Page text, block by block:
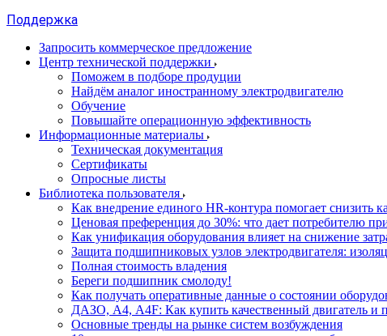
Поддержка
Запросить коммерческое предложение
Центр технической поддержки
Поможем в подборе продуции
Найдём аналог иностранному электродвигателю
Обучение
Повышайте операционную эффективность
Информационные материалы
Техническая документация
Сертификаты
Опросные листы
Библиотека пользователя
Как внедрение единого HR-контура помогает
Ценовая преференция до 30%: что дает потребителю
Как унификация оборудования влияет на снижение
Защита подшипниковых узлов электродвигателя:
Полная стоимость владения
Береги подшипник смолоду!
Как получать оперативные данные о состоянии
ДАЗО, А4, А4F: Как купить качественный двигатель и
Основные тренды на рынке систем возбуждения